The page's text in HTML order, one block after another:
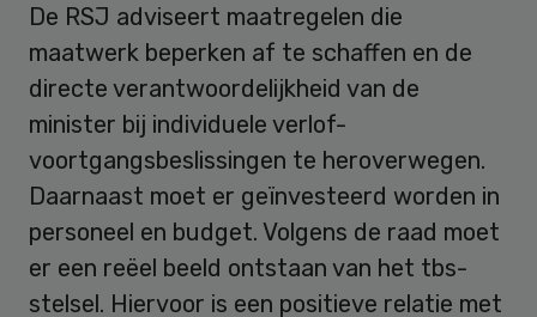
De RSJ adviseert maatregelen die
maatwerk beperken af te schaffen en de
directe verantwoordelijkheid van de
minister bij individuele verlof-
voortgangsbeslissingen te heroverwegen.
Daarnaast moet er geïnvesteerd worden in
personeel en budget. Volgens de raad moet
er een reëel beeld ontstaan van het tbs-
stelsel. Hiervoor is een positieve relatie met